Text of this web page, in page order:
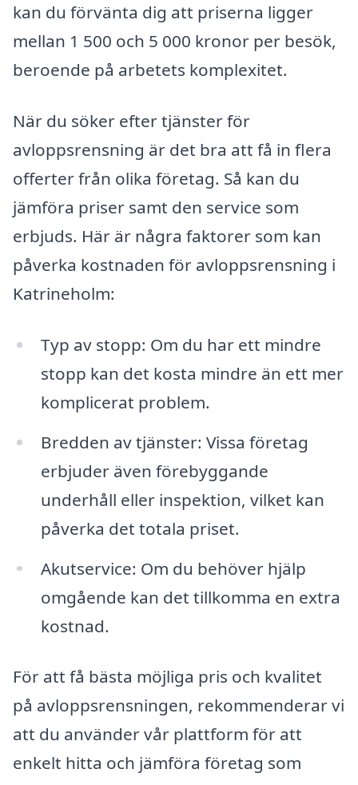
kan du förvänta dig att priserna ligger
mellan 1 500 och 5 000 kronor per besök,
beroende på arbetets komplexitet.
När du söker efter tjänster för
avloppsrensning är det bra att få in flera
offerter från olika företag. Så kan du
jämföra priser samt den service som
erbjuds. Här är några faktorer som kan
påverka kostnaden för avloppsrensning i
Katrineholm:
Typ av stopp: Om du har ett mindre
stopp kan det kosta mindre än ett mer
komplicerat problem.
Bredden av tjänster: Vissa företag
erbjuder även förebyggande
underhåll eller inspektion, vilket kan
påverka det totala priset.
Akutservice: Om du behöver hjälp
omgående kan det tillkomma en extra
kostnad.
För att få bästa möjliga pris och kvalitet
på avloppsrensningen, rekommenderar vi
att du använder vår plattform för att
enkelt hitta och jämföra företag som